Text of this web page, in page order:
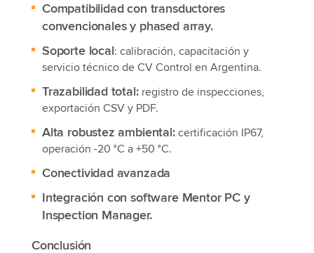
Compatibilidad con transductores
convencionales y phased array.
Soporte local: calibración, capacitación y
servicio técnico de CV Control en Argentina.
Trazabilidad total:registro de inspecciones,
exportación CSV y PDF.
Alta robustez ambiental:certificación IP67,
operación -20 °C a +50 °C.
Conectividad avanzada
Integración con software Mentor PC y
Inspection Manager.
Conclusión